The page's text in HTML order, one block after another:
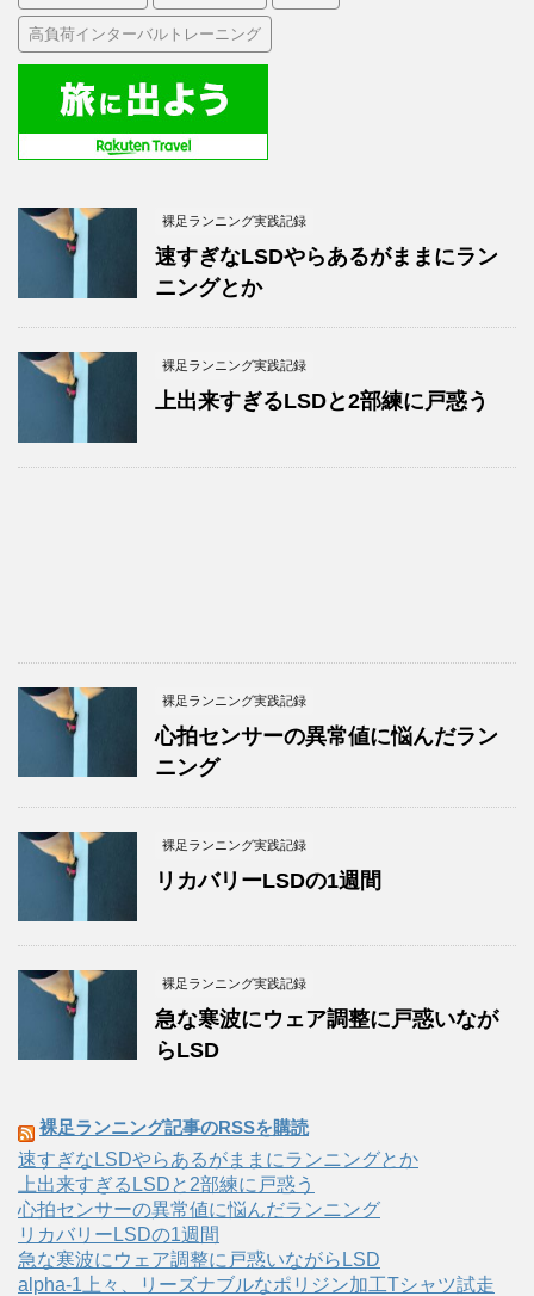
高負荷インターバルトレーニング
裸足ランニング実践記録
速すぎなLSDやらあるがままにラン
ニングとか
裸足ランニング実践記録
上出来すぎるLSDと2部練に戸惑う
裸足ランニング実践記録
心拍センサーの異常値に悩んだラン
ニング
裸足ランニング実践記録
リカバリーLSDの1週間
裸足ランニング実践記録
急な寒波にウェア調整に戸惑いなが
らLSD
裸足ランニング記事のRSSを購読
速すぎなLSDやらあるがままにランニングとか
上出来すぎるLSDと2部練に戸惑う
心拍センサーの異常値に悩んだランニング
リカバリーLSDの1週間
急な寒波にウェア調整に戸惑いながらLSD
alpha-1上々、リーズナブルなポリジン加工Tシャツ試走